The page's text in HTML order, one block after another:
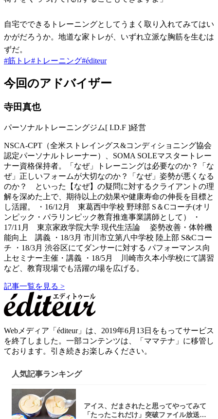
自宅でできるトレーニングとしてうまく取り入れてみてはい
かがだろうか。地道な家トレが、いずれ立派な胸筋を生むは
ずだ。
#筋トレ# トレーニング#éditeur
今回のアドバイザー
寺田真也
パーソナルトレーニングジム[ I.D.F ]経営
NSCA-CPT（全米ストレイングス&コンディショニング協会
認定パーソナルトレーナー）、SOMA SOLEマスタートレー
ナー資格保持者。「なぜ」トレーニングは必要なのか？「な
ぜ」正しいフォームが大切なのか？「なぜ」姿勢が悪くなる
のか？ といった【なぜ】の疑問に対するクライアントの理
解を深めた上で、期待以上の効果や健康寿命の伸長を目標と
し活躍。 ・16/12月 東葛西中学校 野球部 S＆Cコーチ(オリ
ンピック・パラリンピック教育推進事業講師として） ・
17/11月 東京家政学院大学 現代生活論 姿勢改善・体幹機
能向上 講義 ・18/3月 市川市立第八中学校 陸上部 S&Cコー
チ ・18/3月 渋谷区にてダンサーに対する パフォーマンス向
上セミナー主催・講義 ・18/5月 川崎市久本小学校にて講習
など、教育現場でも活躍の場を広げる。
記事一覧を見る >
Webメディア「éditeur」は、2019年6月13日をもってサービス
を終了しました。一部コンテンツは、「ママテナ」に移管し
ております。引き続きお楽しみください。
人気記事ランキング
アイス、だまされたと思ってやってみて
「たったこれだけ」突破ファイル放送で